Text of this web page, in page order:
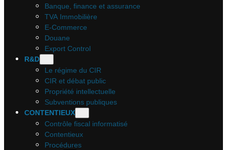
Banque, finance et assurance
TVA Immobilière
E-Commerce
Douane
Export Control
R&D
Le régime du CIR
CIR et débat public
Propriété intellectuelle
Subventions publiques
CONTENTIEUX
Contrôle fiscal informatisé
Contentieux
Procédures